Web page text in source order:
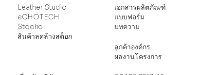
Leather Studio
eCHOTECH
Stoolio
สินค้าลดล้างสต็อก
เอกสารผลิตภัณฑ์
แบบฟอร์ม
บทความ
ลูกค้าองค์กร
ผลงานโครงการ